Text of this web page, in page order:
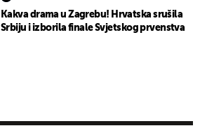
Kakva drama u Zagrebu! Hrvatska srušila
Srbiju i izborila finale Svjetskog prvenstva